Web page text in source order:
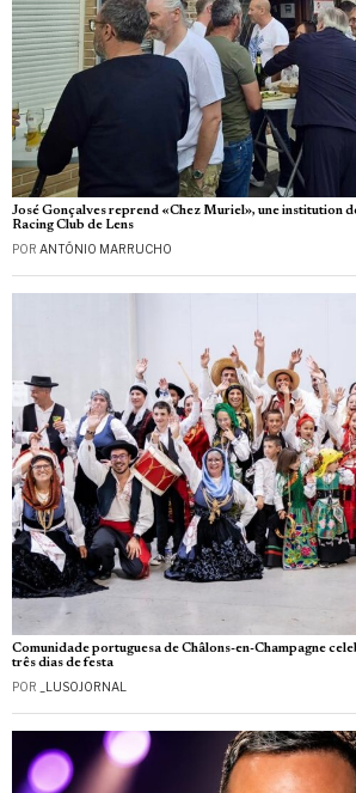
José Gonçalves reprend «Chez Muriel», une institution
Racing Club de Lens
POR ANTÓNIO MARRUCHO
Comunidade portuguesa de Châlons-en-Champagne
três dias de festa
POR _LUSOJORNAL